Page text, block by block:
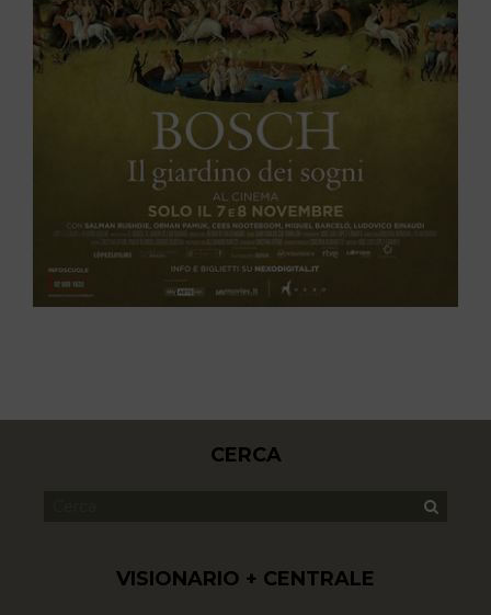
CERCA
VISIONARIO + CENTRALE